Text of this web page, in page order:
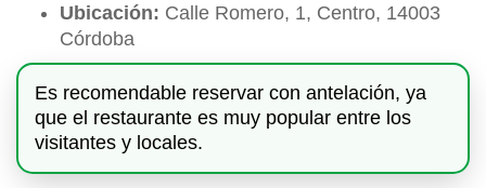
Ubicación: Calle Romero, 1, Centro, 14003
Córdoba
Es recomendable reservar con antelación, ya
que el restaurante es muy popular entre los
visitantes y locales.